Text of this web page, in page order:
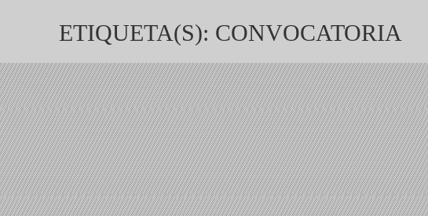
ETIQUETA(S): CONVOCATORIA